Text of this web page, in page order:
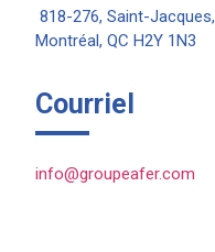
818-276, Saint-Jacques,
Montréal, QC H2Y 1N3
Courriel
info@groupeafer.com